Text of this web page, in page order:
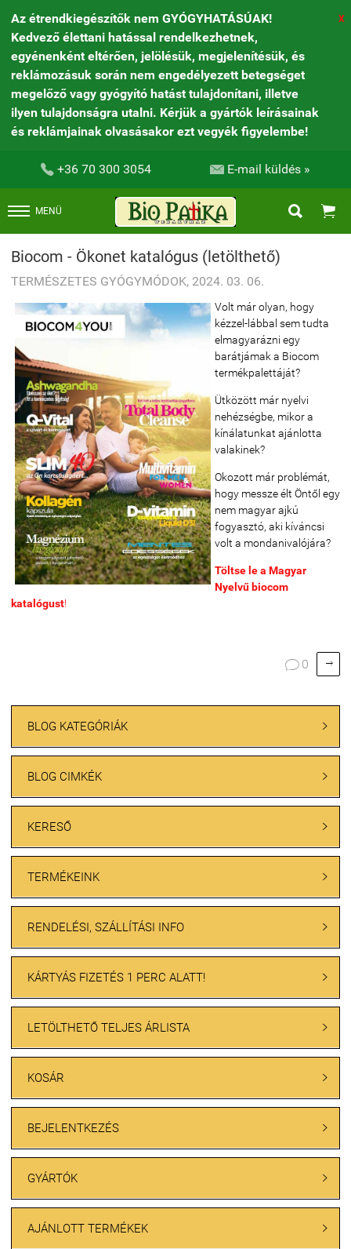
Az étrendkiegészítők nem GYÓGYHATÁSÚAK!
Kedvező élettani hatással rendelkezhetnek,
egyénenként eltérően, jelölésük, megjelenítésük, és
reklámozásuk során nem engedélyezett betegséget
megelőző vagy gyógyító hatást tulajdonítani, illetve
ilyen tulajdonságra utalni. Kérjük a gyártók leírásainak
és reklámjainak olvasásakor ezt vegyék figyelembe!
X
 +36 70 300 3054  E-mail küldés »
MENÜ  
Biocom - Ökonet katalógus (letölthető)
TERMÉSZETES GYÓGYMÓDOK, 2024. 03. 06.
Volt már olyan, hogy
kézzel-lábbal sem tudta
elmagyarázni egy
barátjámak a Biocom
termékpalettáját?
Ütközött már nyelvi
nehézségbe, mikor a
kínálatunkat ajánlotta
valakinek?
Okozott már problémát,
hogy messze élt Öntől egy
nem magyar ajkú
fogyasztó, aki kíváncsi
volt a mondanivalójára?
Töltse le a Magyar
Nyelvű biocom
katalógust!
 0 
BLOG KATEGÓRIÁK 
BLOG CIMKÉK 
KERESŐ 
TERMÉKEINK 
RENDELÉSI, SZÁLLÍTÁSI INFO 
KÁRTYÁS FIZETÉS 1 PERC ALATT! 
LETÖLTHETŐ TELJES ÁRLISTA 
KOSÁR 
BEJELENTKEZÉS 
GYÁRTÓK 
AJÁNLOTT TERMÉKEK 